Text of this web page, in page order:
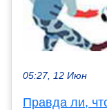
05:27, 12 Июн
Правда ли,